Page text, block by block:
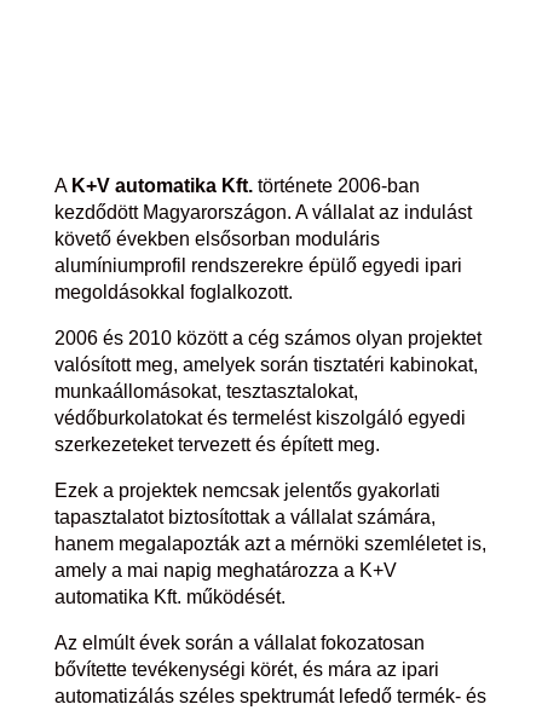
A K+V automatika Kft.története 2006-ban
kezdődött Magyarországon. A vállalat az indulást
követő években elsősorban moduláris
alumíniumprofil rendszerekre épülő egyedi ipari
megoldásokkal foglalkozott.
2006 és 2010 között a cég számos olyan projektet
valósított meg, amelyek során tisztatéri kabinokat,
munkaállomásokat, tesztasztalokat,
védőburkolatokat és termelést kiszolgáló egyedi
szerkezeteket tervezett és épített meg.
Ezek a projektek nemcsak jelentős gyakorlati
tapasztalatot biztosítottak a vállalat számára,
hanem megalapozták azt a mérnöki szemléletet is,
amely a mai napig meghatározza a K+V
automatika Kft. működését.
Az elmúlt évek során a vállalat fokozatosan
bővítette tevékenységi körét, és mára az ipari
automatizálás széles spektrumát lefedő termék- és